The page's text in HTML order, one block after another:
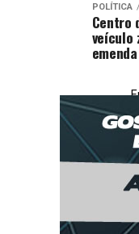
POLÍTICA
Centro
veículo